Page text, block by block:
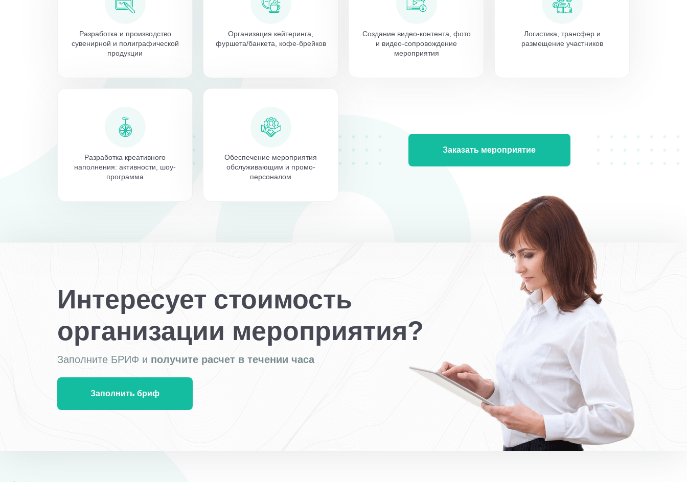
Разработка и производство
сувенирной и полиграфической
продукции
Организация кейтеринга,
фуршета/банкета, кофе-брейков
Создание видео-контента, фото
и видео-сопровождение
мероприятия
Логистика, трансфер и
размещение участников
Разработка креативного
наполнения: активности, шоу-
программа
Обеспечение мероприятия
обслуживающим и промо-
персоналом
Заказать мероприятие
Интересует стоимость
организации мероприятия?
Заполните БРИФ и получите расчет в течении часа
Заполнить бриф